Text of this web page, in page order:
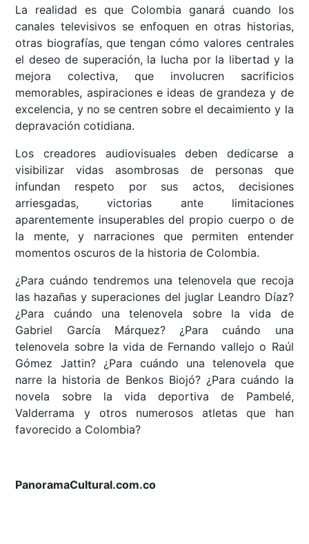
La realidad es que Colombia ganará cuando los
canales televisivos se enfoquen en otras historias,
otras biografías, que tengan cómo valores centrales
el deseo de superación, la lucha por la libertad y la
mejora colectiva, que involucren sacrificios
memorables, aspiraciones e ideas de grandeza y de
excelencia, y no se centren sobre el decaimiento y la
depravación cotidiana.
Los creadores audiovisuales deben dedicarse a
visibilizar vidas asombrosas de personas que
infundan respeto por sus actos, decisiones
arriesgadas, victorias ante limitaciones
aparentemente insuperables del propio cuerpo o de
la mente, y narraciones que permiten entender
momentos oscuros de la historia de Colombia.
¿Para cuándo tendremos una telenovela que recoja
las hazañas y superaciones del juglar Leandro Díaz?
¿Para cuándo una telenovela sobre la vida de
Gabriel García Márquez? ¿Para cuándo una
telenovela sobre la vida de Fernando vallejo o Raúl
Gómez Jattin? ¿Para cuándo una telenovela que
narre la historia de Benkos Biojó? ¿Para cuándo la
novela sobre la vida deportiva de Pambelé,
Valderrama y otros numerosos atletas que han
favorecido a Colombia?
PanoramaCultural.com.co